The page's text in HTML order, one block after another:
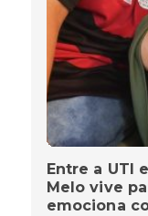
Entre a UTI
Melo vive
emociona